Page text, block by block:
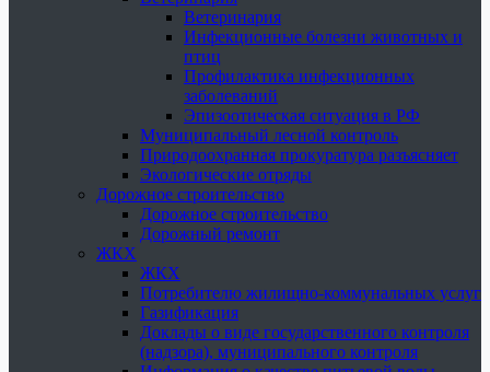
Ветеринария
Инфекционные болезни животных и
птиц
Профилактика инфекционных
заболеваний
Эпизоотическая ситуация в РФ
Муниципальный лесной контроль
Природоохранная прокуратура разъясняет
Экологические отряды
Дорожное строительство
Дорожное строительство
Дорожный ремонт
ЖКХ
ЖКХ
Потребителю жилищно-коммунальных услуг
Газификация
Доклады о виде государственного контроля
(надзора), муниципального контроля